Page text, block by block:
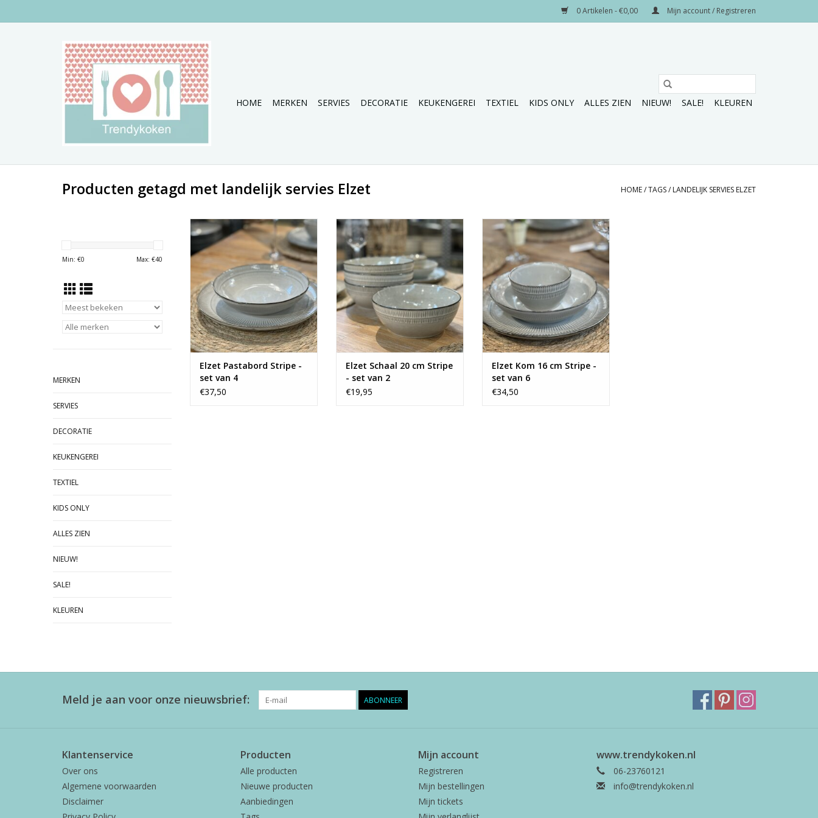
0 Artikelen - €0,00 Mijn account / Registreren
HOME MERKEN SERVIES DECORATIE KEUKENGEREI TEXTIEL KIDS ONLY ALLES ZIEN NIEUW! SALE! KLEUREN
Producten getagd met landelijk servies Elzet HOME/TAGS/ LANDELIJK SERVIES ELZET
Min: €0 Max: €40
MERKEN
SERVIES
DECORATIE
KEUKENGEREI
TEXTIEL
KIDS ONLY
ALLES ZIEN
NIEUW!
SALE!
KLEUREN
Nieuw servies uit de collectie van
Elzet.
TOEVOEGEN AAN WINKELWAGEN
Elzet Pastabord Stripe -
set van 4
€37,50
Nieuw servies uit de collectie van
Elzet.
TOEVOEGEN AAN WINKELWAGEN
Elzet Schaal 20 cm Stripe
- set van 2
€19,95
Nieuw servies uit de collectie van
Elzet.
TOEVOEGEN AAN WINKELWAGEN
Elzet Kom 16 cm Stripe -
set van 6
€34,50
Meld je aan voor onze nieuwsbrief: ABONNEER
Klantenservice
Over ons
Algemene voorwaarden
Disclaimer
Producten
Alle producten
Nieuwe producten
Aanbiedingen
Mijn account
Registreren
Mijn bestellingen
Mijn tickets
www.trendykoken.nl
06-23760121
info@trendykoken.nl